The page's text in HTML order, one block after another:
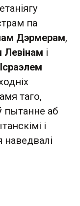
па
Дэрмерам,
і
Ісраэлем
таго,
пытанне аб
і
наведвалі